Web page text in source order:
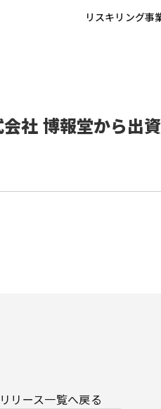
社 博報堂から出
リース一覧へ戻る
リスキリング事